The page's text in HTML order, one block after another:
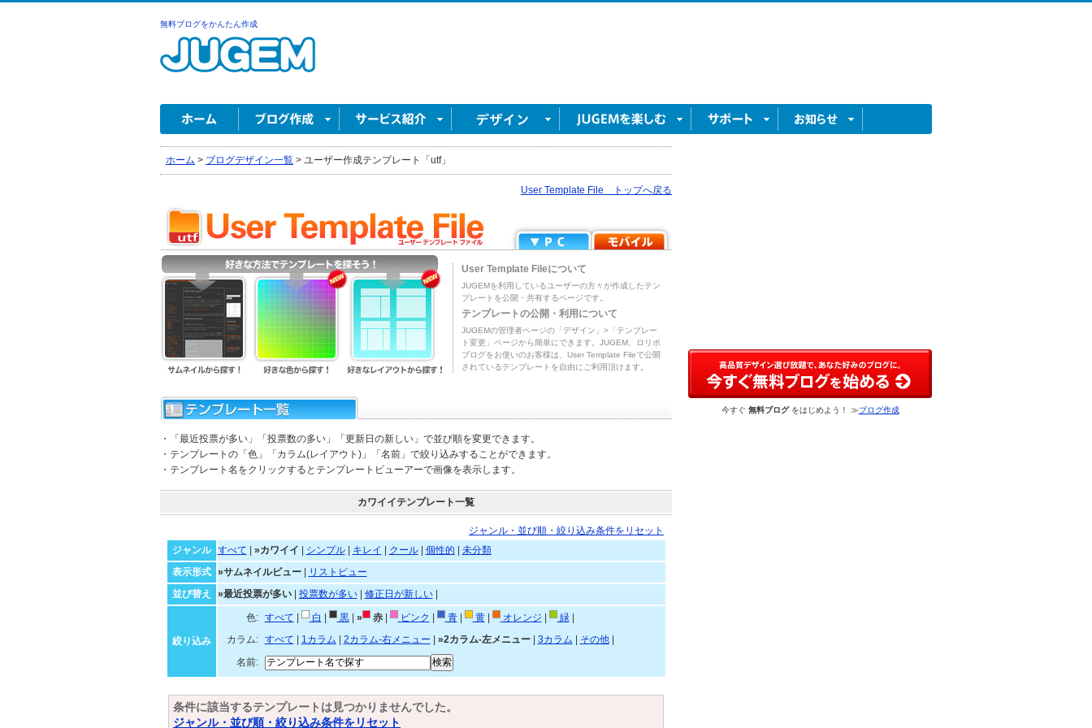
無料ブログをかんたん作成
ホーム > ブログデザイン一覧 > ユーザー作成テンプレート「utf」
User Template File トップへ戻る
User Template Fileについて
JUGEMを利用しているユーザーの方々が作成したテン
プレートを公開・共有するページです。
テンプレートの公開・利用について
JUGEMの管理者ページの「デザイン」>「テンプレー
ト変更」ページから簡単にできます。JUGEM、ロリポ
ブログをお使いのお客様は、User Template Fileで公開
されているテンプレートを自由にご利用頂けます。
・「最近投票が多い」「投票数の多い」「更新日の新しい」で並び順を変更できます。
・テンプレートの「色」「カラム(レイアウト)」「名前」で絞り込みすることができます。
・テンプレート名をクリックするとテンプレートビューアーで画像を表示します。
カワイイテンプレート一覧
ジャンル・並び順・絞り込み条件をリセット
ジャンル
すべて »カワイイ シンプル| キレイ クール| 個性的
未分類
表示形式
»サムネイルビュー|
リストビュー
並び替え
»最近投票が多い| 投票数が多い| 修正日が新しい|
絞り込み
色: すべて 白 黒| » 赤| ピンク 青| 黄| オレンジ 緑|
カラム:
すべて 1カラム 2カラム-右メニュー »2カラム-左メニュー| 3カラム その他|
名前:
条件に該当するテンプレートは見つかりませんでした。
ジャンル・並び順・絞り込み条件をリセット
今すぐ 無料ブログをはじめよう！ ≫ブログ作成